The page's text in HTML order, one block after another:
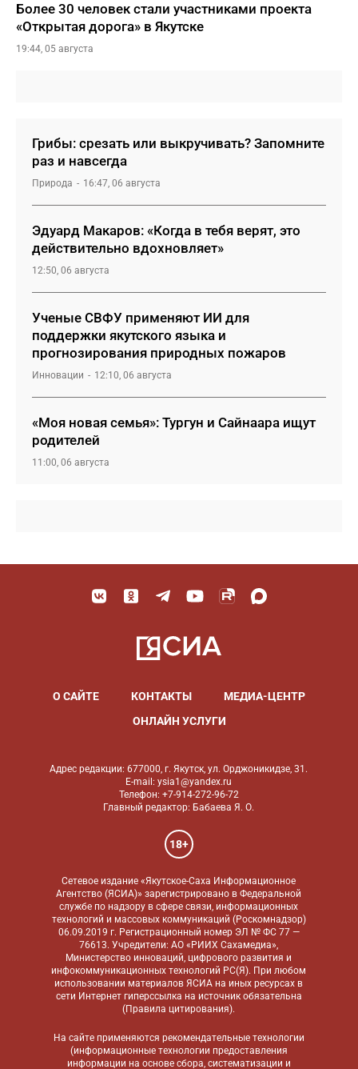
Более 30 человек стали участниками проекта
«Открытая дорога» в Якутске
19:44, 05 августа
Грибы: срезать или выкручивать? Запомните
раз и навсегда
Природа 16:47, 06 августа
Эдуард Макаров: «Когда в тебя верят, это
действительно вдохновляет»
12:50, 06 августа
Ученые СВФУ применяют ИИ для
поддержки якутского языка и
прогнозирования природных пожаров
Инновации 12:10, 06 августа
«Моя новая семья»: Тургун и Сайнаара ищут
родителей
11:00, 06 августа
О САЙТЕ КОНТАКТЫ
МЕДИА-ЦЕНТР
ОНЛАЙН УСЛУГИ
Адрес редакции: 677000, г. Якутск, ул. Орджоникидзе, 31.
E-mail: ysia1@yandex.ru
Телефон: +7-914-272-96-72
Главный редактор: Бабаева Я. О.
18+
Сетевое издание «Якутское-Саха Информационное
Агентство (ЯСИА)» зарегистрировано в Федеральной
службе по надзору в сфере связи, информационных
технологий и массовых коммуникаций (Роскомнадзор)
06.09.2019 г. Регистрационный номер ЭЛ № ФС 77 —
76613. Учредители: АО «РИИХ Сахамедиа»,
Министерство инноваций, цифрового развития и
инфокоммуникационных технологий РС(Я). При любом
использовании материалов ЯСИА на иных ресурсах в
сети Интернет гиперссылка на источник обязательна
(Правила цитирования).
На сайте применяются рекомендательные технологии
(информационные технологии предоставления
информации на основе сбора, систематизации и